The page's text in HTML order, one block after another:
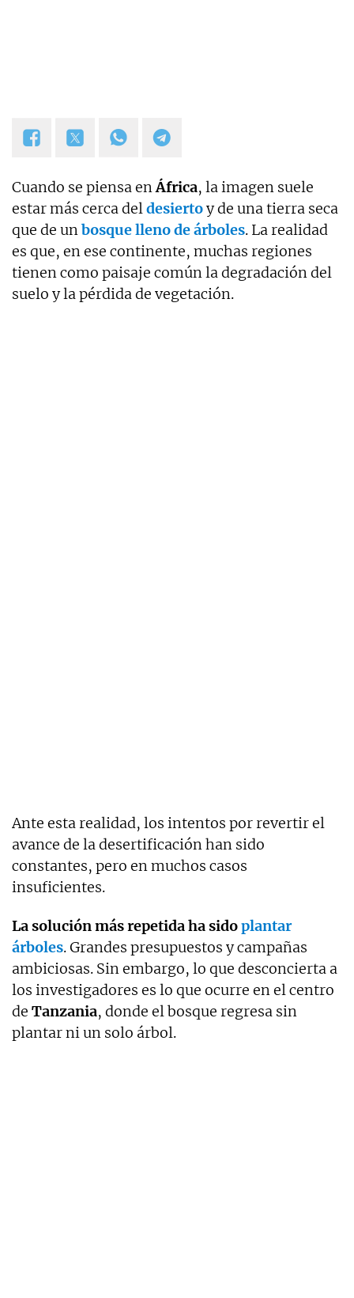
Cuando se piensa enÁfrica, la imagen suele
estar más cerca deldesiertoy de una tierra seca
que de unbosque lleno de árboles. La realidad
es que, en ese continente, muchas regiones
tienen como paisaje común la degradación del
suelo y la pérdida de vegetación.
Ante esta realidad, los intentos por revertir el
avance de la desertificación han sido
constantes, pero en muchos casos
insuficientes.
La solución más repetida ha sidoplantar
árboles. Grandes presupuestos y campañas
ambiciosas. Sin embargo, lo que desconcierta a
los investigadores es lo que ocurre en el centro
de Tanzania, donde el bosque regresa sin
plantar ni un solo árbol.